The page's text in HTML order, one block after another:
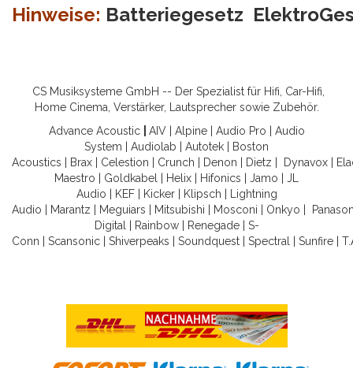
Hinweise: Batteriegesetz
CS Musiksysteme GmbH -- Der Spezialist für Hifi, Car-Hifi,
Home Cinema, Verstärker, Lautsprecher sowie Zubehör.
Advance Acoustic
AIV| Alpine| Audio Pro
Audio
System
Audiolab Autotek
Boston
Acoustics
Brax Celestion Crunch Denon Dietz Dynavox
Maestro
Goldkabel Helix Hifonics Jamo
JL
Audio
KEF| Kicker| Klipsch
Lightning
Audio
Marantz Meguiars Mitsubishi Mosconi Onkyo
Digital
Rainbow| Renegade| S-
Conn
Scansonic Shiverpeaks Soundquest Spectral Sunfire